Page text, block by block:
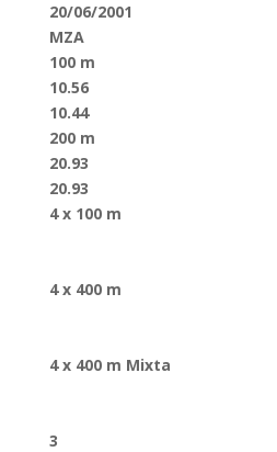
20/06/2001
MZA
100 m
10.56
10.44
200 m
20.93
20.93
4 x 100 m
4 x 400 m
4 x 400 m Mixta
3